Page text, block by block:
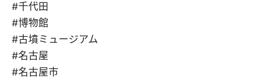
#千代田
#博物館
#古墳ミュージアム
#名古屋
#名古屋市